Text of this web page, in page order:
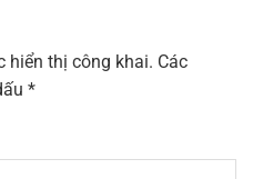
hiển thị công khai. Các
*